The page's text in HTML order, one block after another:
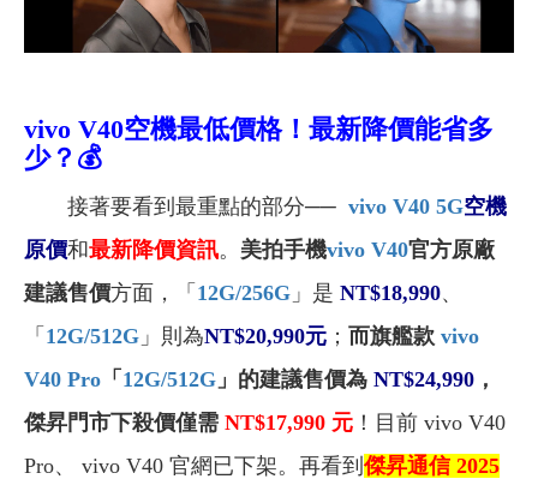
vivo V40空機最低價格！ 最新降價能省多
少？ 💰
接著要看到最重點的部分── vivo V40 5G空機
原價和最新降價資訊。 美拍手機vivo V40官方原廠
建議售價方面 ， 「 12G/256G 」 是 NT$18,990、
「 12G/512G 」則為NT$20,990元 ； 而旗艦款 vivo
V40 Pro 「 12G/512G 」的建議售價為 NT$24,990 ，
傑昇門市下殺價僅需 NT$17,990 元 ！ 目前 vivo V40
Pro、 vivo V40 官網已下架。 再看到傑昇通信 2025